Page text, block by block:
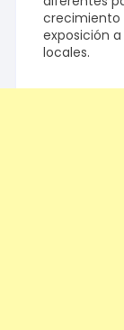
crecimiento
exposición
locales.